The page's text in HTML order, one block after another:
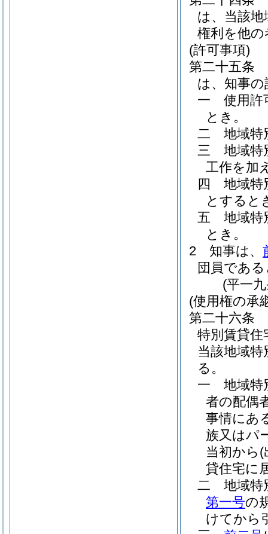
は、当該
権利を他
(許可事項)
第二十五条
は、知事
一
使用許
とき。
二
地域特
三
地域特
工作を加
四
地域特
とすると
五
地域特
とき。
2
知事は、
団員であ
(平一
(使用権の承
第二十六条
特別賃貸
当該地域
る。
一
地域特
者の配偶
事情にあ
族又はパ
当初から (
貸住宅に
二
地域特
第一号の
けてから